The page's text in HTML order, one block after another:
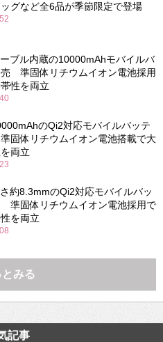
グなど全6品が季節限定で登場
ブル内蔵の10000mAhモバイルバ
売 準固体リチウムイオン電池採用
性を両立
のQi2対応モバイルバッテ
固体リチウムイオン電池搭載で大
両立
約8.3mmのQi2対応モバイルバッ
準固体リチウムイオン電池採用で
を両立
とみる
記事